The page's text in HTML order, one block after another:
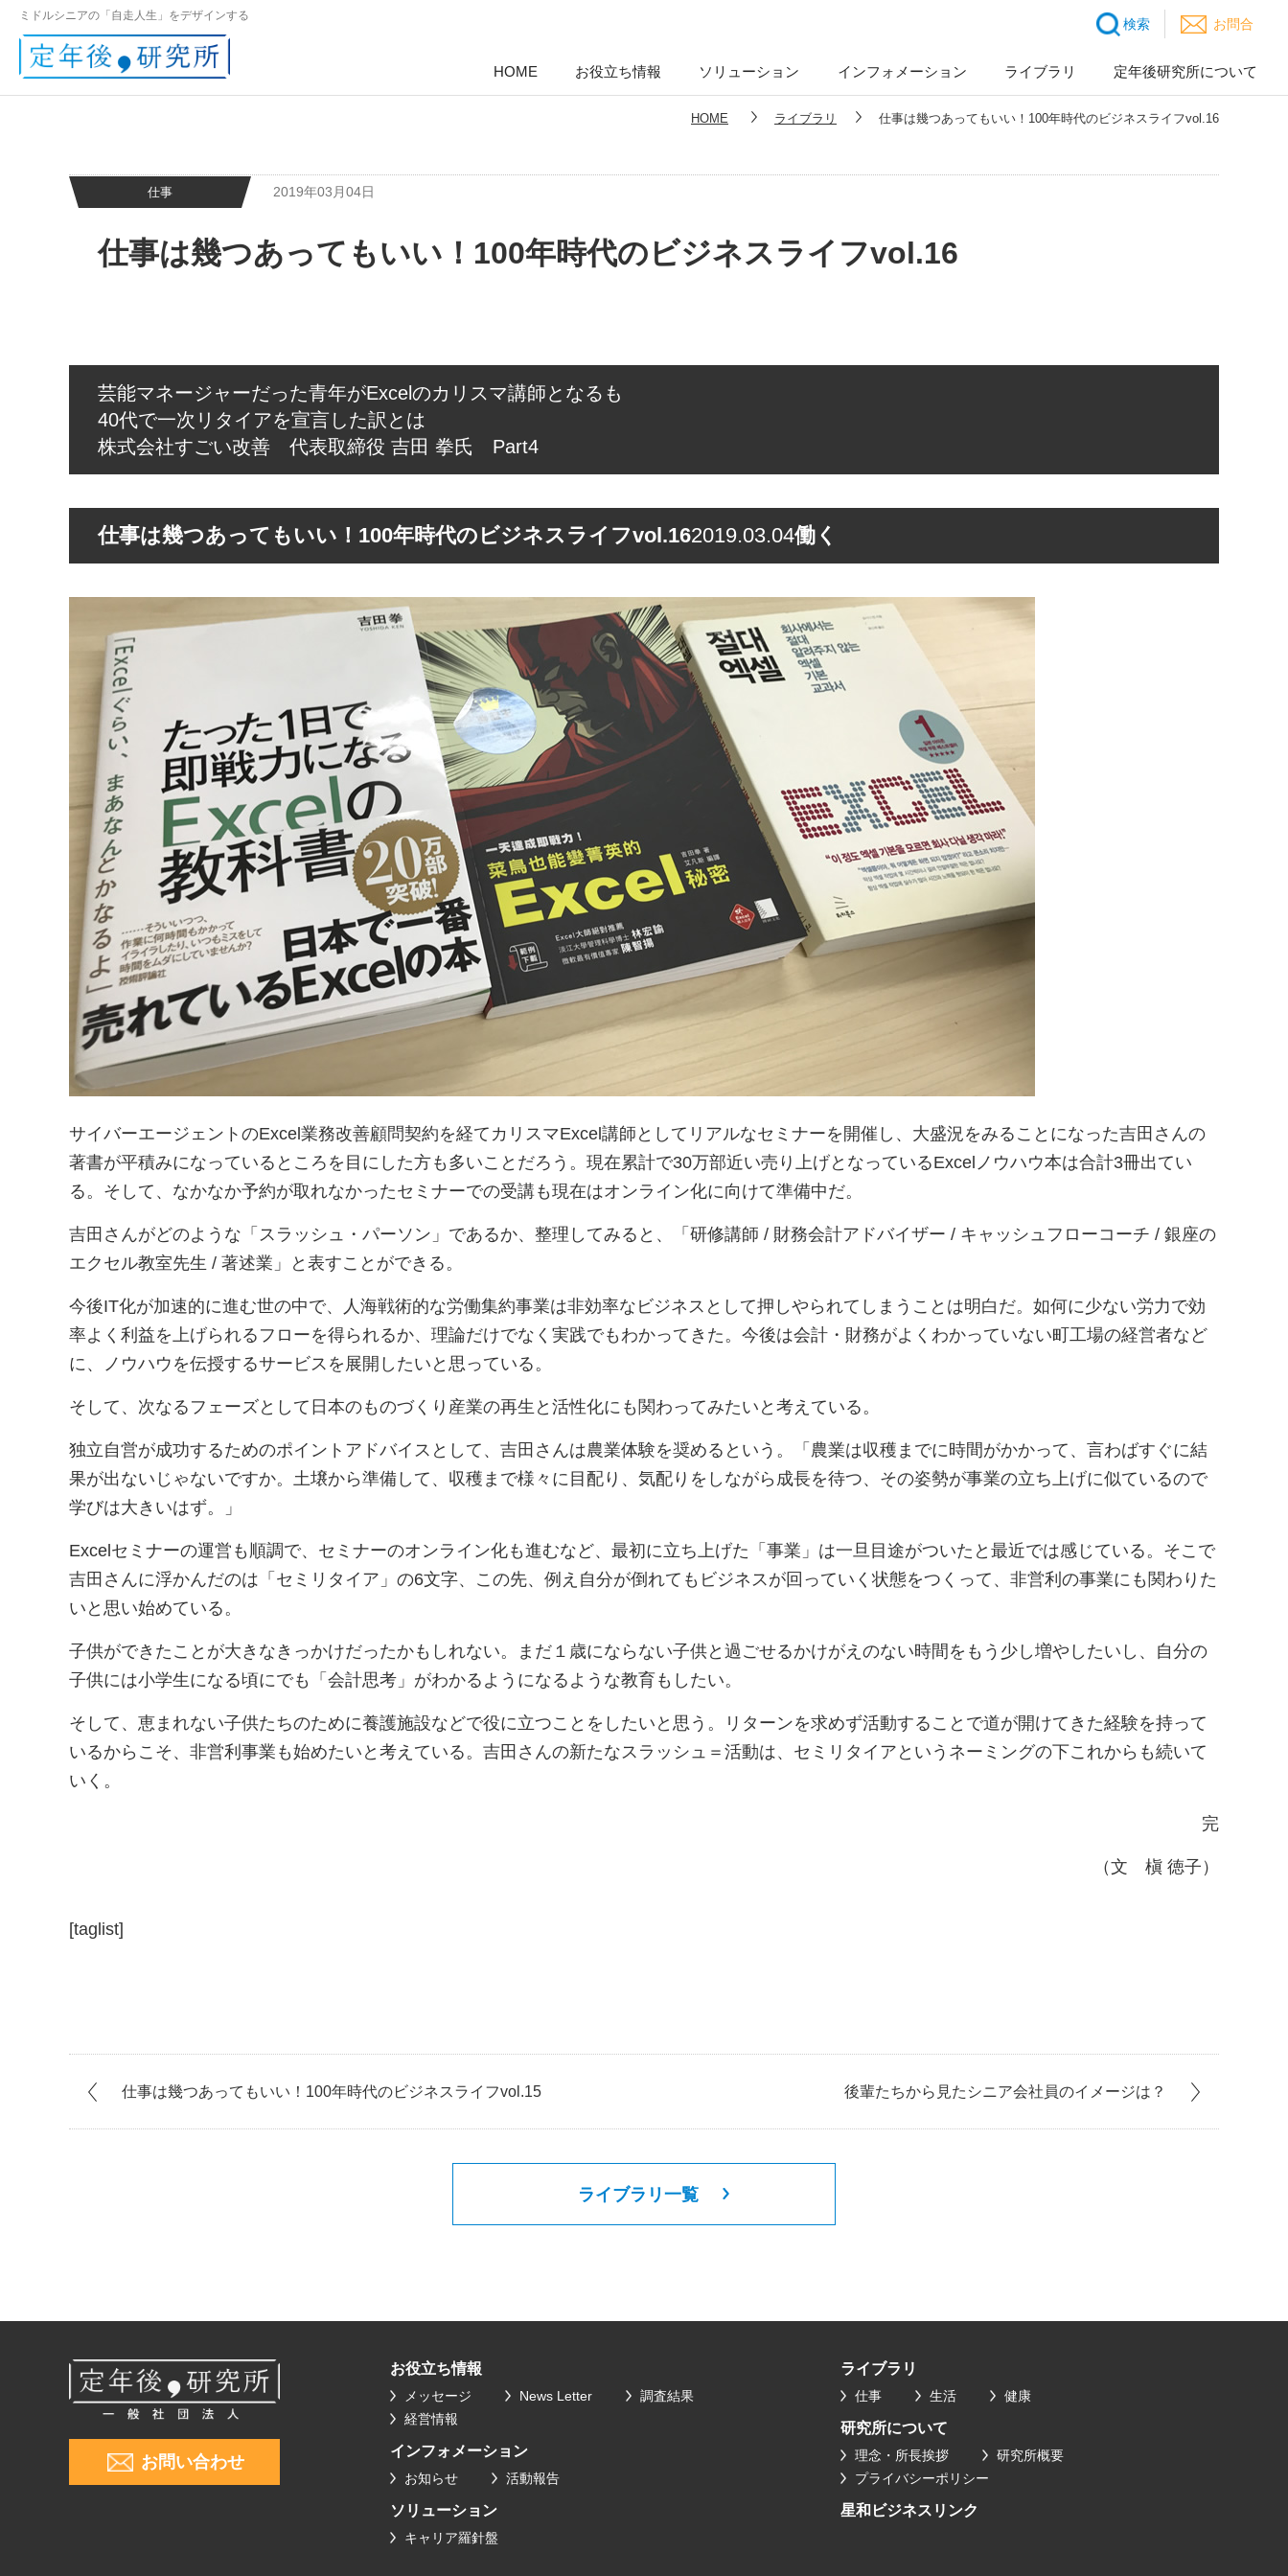
ミドルシニアの「自走人生」をデザインする
検索 お問合
HOME お役立ち情報 ソリューション インフォメーション ライブラリ 定年後研究所について
HOME ライブラリ 仕事は幾つあってもいい！100年時代のビジネスライフvol.16
仕事 2019年03月04日
仕事は幾つあってもいい！100年時代のビジネスライフvol.16
芸能マネージャーだった青年がExcelのカリスマ講師となるも
40代で一次リタイアを宣言した訳とは
株式会社すごい改善 代表取締役 吉田 拳氏 Part4
仕事は幾つあってもいい！100年時代のビジネスライフvol.162019.03.04働く
サイバーエージェントのExcel業務改善顧問契約を経てカリスマExcel講師としてリアルなセミナーを開催し、大盛況をみることになった吉田さんの
著書が平積みになっているところを目にした方も多いことだろう。現在累計で30万部近い売り上げとなっているExcelノウハウ本は合計3冊出てい
る。そして、なかなか予約が取れなかったセミナーでの受講も現在はオンライン化に向けて準備中だ。
吉田さんがどのような「スラッシュ・パーソン」であるか、整理してみると、「研修講師 / 財務会計アドバイザー / キャッシュフローコーチ / 銀座の
エクセル教室先生 / 著述業」と表すことができる。
今後IT化が加速的に進む世の中で、人海戦術的な労働集約事業は非効率なビジネスとして押しやられてしまうことは明白だ。如何に少ない労力で効
率よく利益を上げられるフローを得られるか、理論だけでなく実践でもわかってきた。今後は会計・財務がよくわかっていない町工場の経営者など
に、ノウハウを伝授するサービスを展開したいと思っている。
そして、次なるフェーズとして日本のものづくり産業の再生と活性化にも関わってみたいと考えている。
独立自営が成功するためのポイントアドバイスとして、吉田さんは農業体験を奨めるという。「農業は収穫までに時間がかかって、言わばすぐに結
果が出ないじゃないですか。土壌から準備して、収穫まで様々に目配り、気配りをしながら成長を待つ、その姿勢が事業の立ち上げに似ているので
学びは大きいはず。」
Excelセミナーの運営も順調で、セミナーのオンライン化も進むなど、最初に立ち上げた「事業」は一旦目途がついたと最近では感じている。そこで
吉田さんに浮かんだのは「セミリタイア」の6文字、この先、例え自分が倒れてもビジネスが回っていく状態をつくって、非営利の事業にも関わりた
いと思い始めている。
子供ができたことが大きなきっかけだったかもしれない。まだ１歳にならない子供と過ごせるかけがえのない時間をもう少し増やしたいし、自分の
子供には小学生になる頃にでも「会計思考」がわかるようになるような教育もしたい。
そして、恵まれない子供たちのために養護施設などで役に立つことをしたいと思う。リターンを求めず活動することで道が開けてきた経験を持って
いるからこそ、非営利事業も始めたいと考えている。吉田さんの新たなスラッシュ＝活動は、セミリタイアというネーミングの下これからも続いて
いく。
完
（文 槇 徳子）
[taglist]
仕事は幾つあってもいい！100年時代のビジネスライフvol.15 後輩たちから見たシニア会社員のイメージは？
ライブラリ一覧
お問い合わせ
お役立ち情報
メッセージ News Letter
調査結果
経営情報
インフォメーション
お知らせ 活動報告
ソリューション
キャリア羅針盤
ライブラリ
仕事 生活 健康
研究所について
理念・所長挨拶
研究所概要
プライバシーポリシー
星和ビジネスリンク